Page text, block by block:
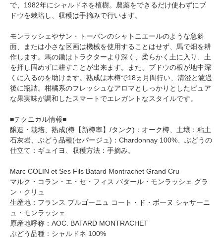
で、1982年にシャルドネを植樹。農薬をできるだけ使わずにブ
ドウを栽培し、収穫は手摘みで行います。
モンラッシェやサン・トーバンのシャトニエールのような急斜
面、または小さな区画は機械を使用することはせず、馬で畑を耕
作します。馬の鋤はトラクターより深く、柔らかく土に入り、土
を押し固めずに耕すことが出来ます。また、ブドウの根が地中深
くに入るのを助けます。熟成は木樽で18ヵ月間行い、清澄と濾過
後に瓶詰。柑橘系のフレッシュなアロマとしっかりとしたピュア
な果実味が調和したスマートでエレガントなスタイルです。
■テクニカル情報■
醸造・栽培、熟成(樽【新樽率】/タンク)：オーク樽、土壌：粘土
石灰岩、ぶどう品種(セパージュ)：Chardonnay 100%、ぶどうの
仕立て：ギュイヨ、収穫方法：手摘み。
Marc COLIN et Ses Fils Batard Montrachet Grand Cru
マルク・コラン・エ・セ・フィス バタール・モンラッシェ グラ
ン・クリュ
生産地：フランス ブルゴーニュ コート・ド・ボーヌ シャサーニ
ュ・モンラッシェ
原産地呼称：AOC. BATARD MONTRACHET
ぶどう品種：シャルドネ 100%